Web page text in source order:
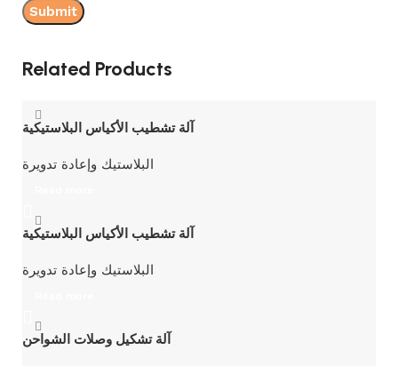
Related Products
آلة تشطيب الأكياس البلاستيكية
البلاستيك وإعادة تدويرة
آلة تشطيب الأكياس البلاستيكية
البلاستيك وإعادة تدويرة
آلة تشكيل وصلات الشواحن